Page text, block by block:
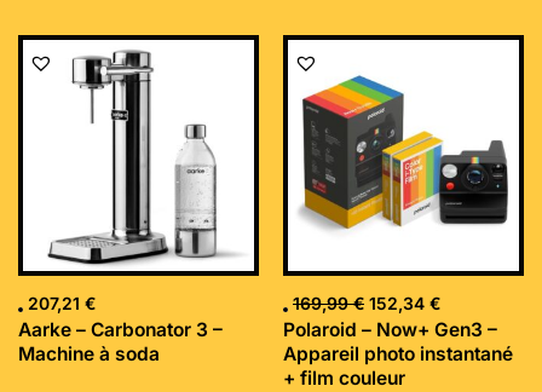
207,21 €
Aarke – Carbonator 3 –
Machine à soda
169,99€
Le
initial
était :
169,99 €.
152,34 €
Le
Polaroid – Now+ Gen3 –
Appareil photo instantané
+ film couleur